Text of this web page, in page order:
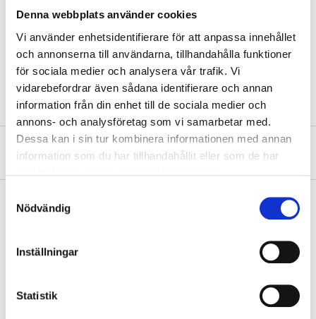
Denna webbplats använder cookies
Vi använder enhetsidentifierare för att anpassa innehållet
och annonserna till användarna, tillhandahålla funktioner
för sociala medier och analysera vår trafik. Vi
vidarebefordrar även sådana identifierare och annan
information från din enhet till de sociala medier och
annons- och analysföretag som vi samarbetar med.
Dessa kan i sin tur kombinera informationen med annan
information som du har tillhandahållit eller som de har
Nödvändig
Inställningar
Statistik
Width
12 cm
Height
25 cm
About the manufacturer
Pay & Collect in your local store within 2 hours! For more information